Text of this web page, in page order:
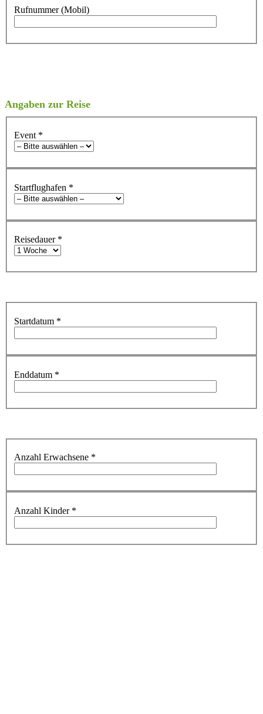
Rufnummer (Mobil)
Angaben zur Reise
Event *
Startflughafen *
Reisedauer *
Startdatum *
Enddatum *
Anzahl Erwachsene *
Anzahl Kinder *